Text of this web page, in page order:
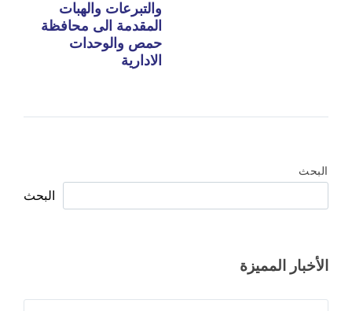
والتبرعات والهبات
المقدمة الى محافظة
حمص والوحدات
الادارية
البحث
البحث
الأخبار المميزة